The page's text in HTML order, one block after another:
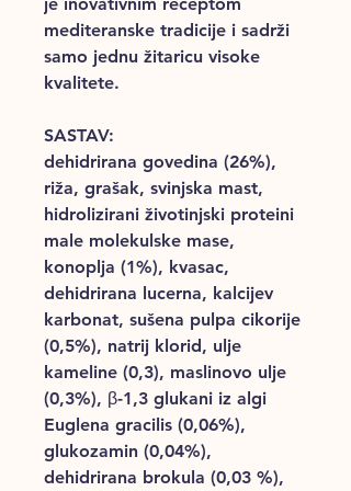
mediteranske tradicije i sadrži
samo jednu žitaricu visoke
kvalitete.
SASTAV:
dehidrirana govedina (26%),
riža, grašak, svinjska mast,
hidrolizirani životinjski proteini
male molekulske mase,
konoplja (1%), kvasac,
dehidrirana lucerna, kalcijev
karbonat, sušena pulpa cikorije
(0,5%), natrij klorid, ulje
kameline (0,3), maslinovo ulje
(0,3%), β-1,3 glukani iz algi
Euglena gracilis (0,06%),
glukozamin (0,04%),
dehidrirana brokula (0,03 %),